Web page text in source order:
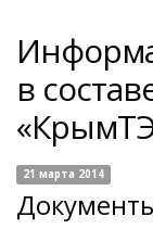
в
21 марта 2014